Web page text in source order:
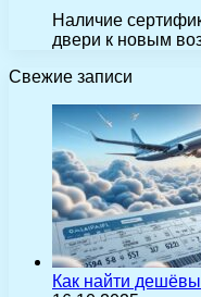
Наличие
двери к новым
Свежие записи
Как найти